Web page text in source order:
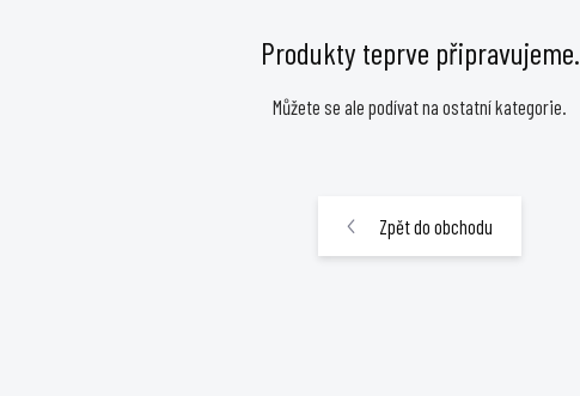
Produkty teprve připravujeme.
Můžete se ale podívat na ostatní kategorie.
Zpět do obchodu